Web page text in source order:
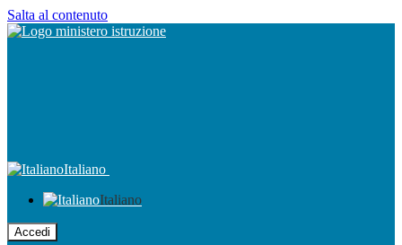
Salta al contenuto
Italiano
Italiano
Accedi